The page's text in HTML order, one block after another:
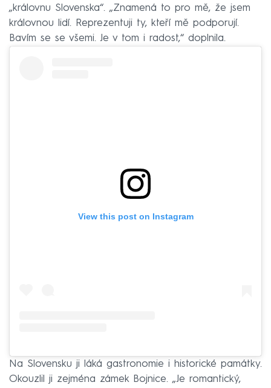
„královnu Slovenska“. „Znamená to pro mě, že jsem
královnou lidí. Reprezentuji ty, kteří mě podporují.
Bavím se se všemi. Je v tom i radost,“ doplnila.
View this post on Instagram
Na Slovensku ji láká gastronomie i historické památky.
Okouzlil ji zejména zámek Bojnice. „Je romantický,